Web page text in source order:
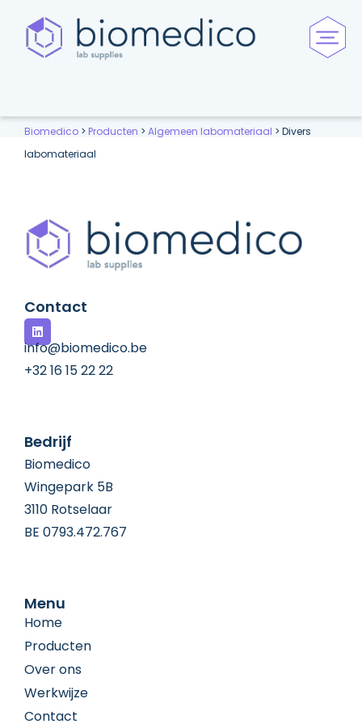
Biomedico > Producten > Algemeen labomateriaal > Divers
labomateriaal
Contact
info@biomedico.be
+32 16 15 22 22
Bedrijf
Biomedico
Wingepark 5B
3110 Rotselaar
BE 0793.472.767
Menu
Home
Producten
Over ons
Werkwijze
Contact